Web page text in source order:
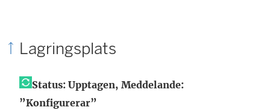
Lagringsplats
Status: Upptagen, Meddelande:
”Konfigurerar”